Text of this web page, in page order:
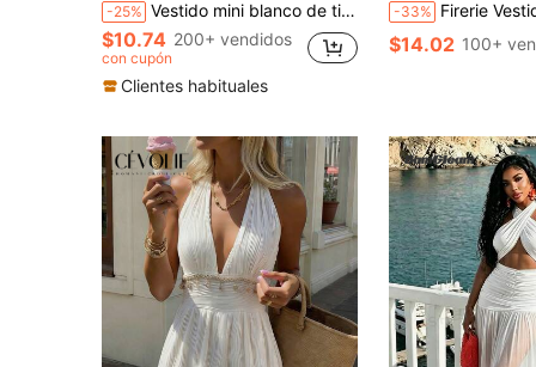
-25% Vestido mini blanco de tirantes finos para mujer, sin mangas, de punto, línea A, con bajo acampanado, espalda descubierta y calado, elegante para fiesta de verano
$10.74 200+ vendidos
con cupón
Clientes habituales
-33% Firerie Vestido mini de mujer con escote halter y espalda descubierta, de punto jacquard, con falda mini de doble
$14.02 100+